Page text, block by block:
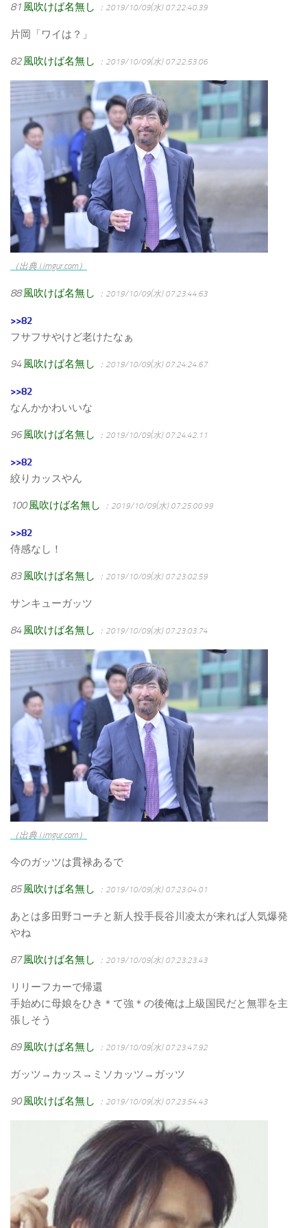
81 風吹けば名無し ：2019/10/09(水) 07:22:40.39
片岡「ワイは？」
82 風吹けば名無し ：2019/10/09(水) 07:22:53.06
（出典 i.imgur.com）
88 風吹けば名無し ：2019/10/09(水) 07:23:44.63
>>82
フサフサやけど老けたなぁ
94 風吹けば名無し ：2019/10/09(水) 07:24:24.67
>>82
なんかかわいいな
96 風吹けば名無し ：2019/10/09(水) 07:24:42.11
>>82
絞りカッスやん
100 風吹けば名無し ：2019/10/09(水) 07:25:00.99
>>82
侍感なし！
83 風吹けば名無し ：2019/10/09(水) 07:23:02.59
サンキューガッツ
84 風吹けば名無し ：2019/10/09(水) 07:23:03.74
（出典 i.imgur.com）
今のガッツは貫禄あるで
85 風吹けば名無し ：2019/10/09(水) 07:23:04.01
あとは多田野コーチと新人投手長谷川凌太が来れば人気爆発
やね
87 風吹けば名無し ：2019/10/09(水) 07:23:23.43
リリーフカーで帰還
手始めに母娘をひき＊て強＊の後俺は上級国民だと無罪を主
張しそう
89 風吹けば名無し ：2019/10/09(水) 07:23:47.92
ガッツ→カッス→ミソカッツ→ガッツ
90 風吹けば名無し ：2019/10/09(水) 07:23:54.43